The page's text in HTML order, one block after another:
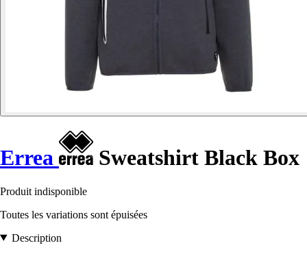
Errea Sweatshirt Black Box
Produit indisponible
Toutes les variations sont épuisées
Description